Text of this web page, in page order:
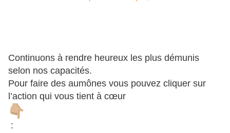
Continuons à rendre heureux les plus démunis
selon nos capacités.
Pour faire des aumônes vous pouvez cliquer sur
l’action qui vous tient à cœur
: